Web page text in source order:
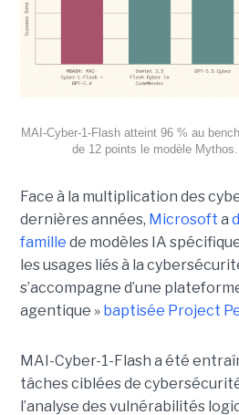
MAI-Cyber-1-Flash atteint 96 % au
de 12 points le modèle
Face à la multiplication des
dernières années, Microsoft a
famille de modèles IA
les usages liés à la
s’accompagne d’une
agentique » baptisée Project
MAI-Cyber-1-Flash a été
tâches ciblées de
l’analyse des vulnérabilités